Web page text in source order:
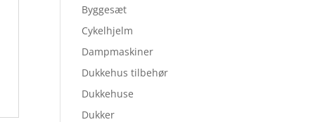
Byggesæt
Cykelhjelm
Dampmaskiner
Dukkehus tilbehør
Dukkehuse
Dukker